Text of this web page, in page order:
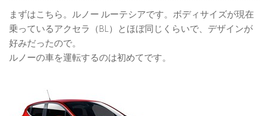
まずはこちら。ルノー ルーテシアです。ボディサイズが現在
乗っているアクセラ（BL）とほぼ同じくらいで、デザインが
好みだったので。
ルノーの車を運転するのは初めてです。